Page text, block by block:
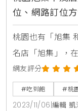
位、網路訂位
桃園也有「旭集
名店「旭集」，
插旗桃園中茂新
「福利川菜餐廳
吃到飽霸主，成
網友評分
#吃到飽 #桃
2023/11/06 編輯